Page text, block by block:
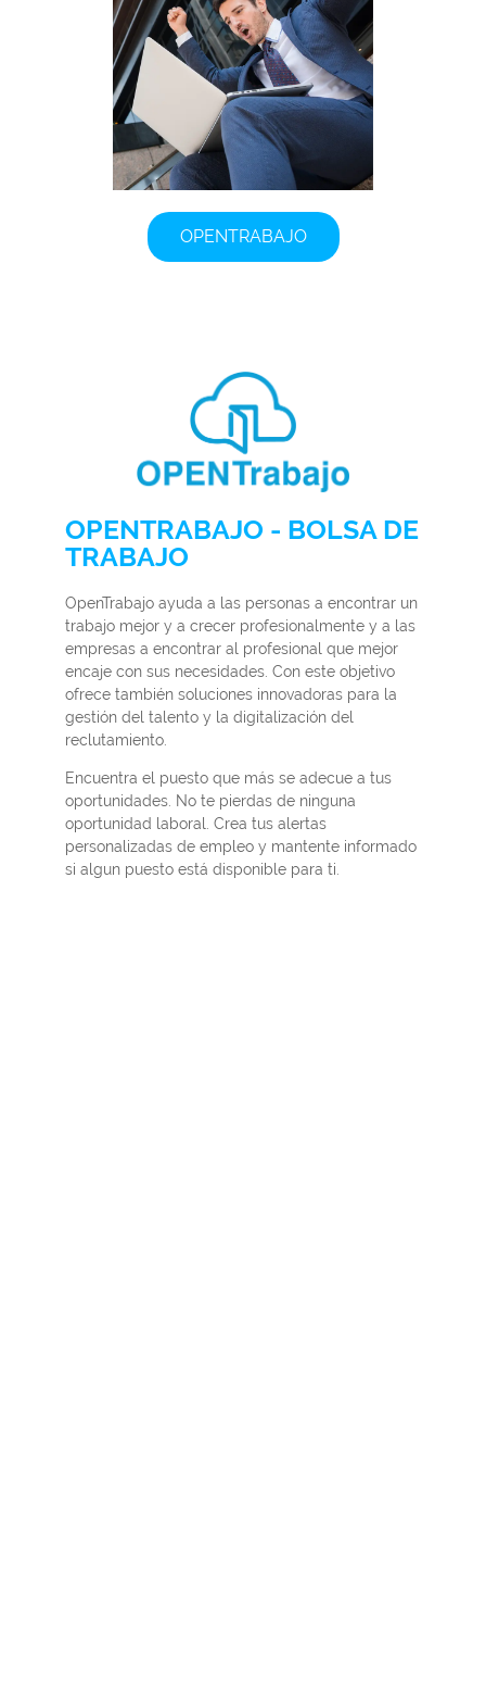
OPENTRABAJO
OPENTRABAJO - BOLSA DE
TRABAJO
OpenTrabajo ayuda a las personas a encontrar un
trabajo mejor y a crecer profesionalmente y a las
empresas a encontrar al profesional que mejor
encaje con sus necesidades. Con este objetivo
ofrece también soluciones innovadoras para la
gestión del talento y la digitalización del
reclutamiento.
Encuentra el puesto que más se adecue a tus
oportunidades. No te pierdas de ninguna
oportunidad laboral. Crea tus alertas
personalizadas de empleo y mantente informado
si algun puesto está disponible para ti.